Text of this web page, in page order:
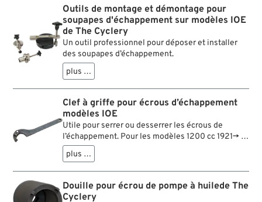
Outils de montage et démontage pour
soupapes d'échappement sur modèles IOE
de The Cyclery
Un outil professionnel pour déposer et installer
des soupapes d’échappement.
plus …
Clef à griffe pour écrous d’échappement
modèles IOE
Utile pour serrer ou desserrer les écrous de
l’échappement. Pour les modèles 1200 cc 1921→ et
les 1000 cc 1925→.
plus …
Douille pour écrou de pompe à huilede The
Cyclery